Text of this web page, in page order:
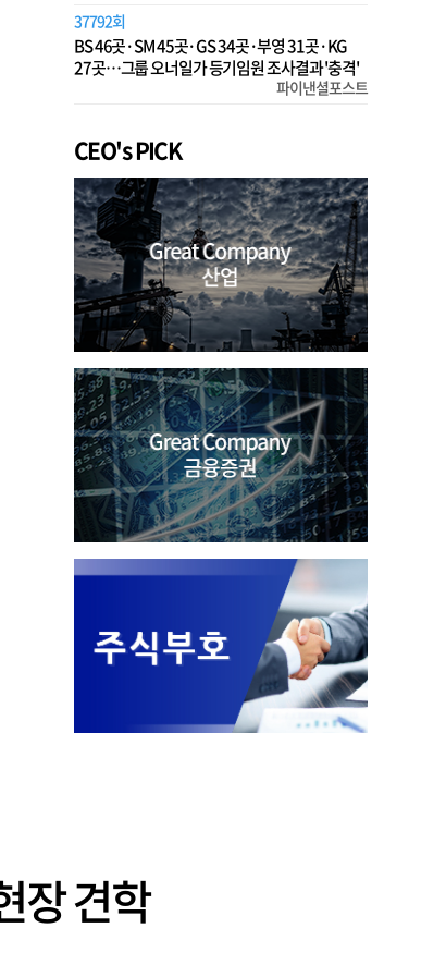
37792회
BS 46곳·SM 45곳·GS 34곳·부영 31곳·KG
27곳…그룹 오너일가 등기임원 조사결과 '충격'
파이낸셜포스트
CEO's PICK
장 견학